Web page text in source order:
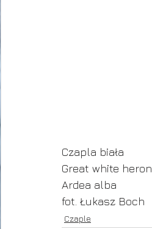
Czapla biała
Great white heron
Ardea alba
fot. Łukasz Boch
Czaple